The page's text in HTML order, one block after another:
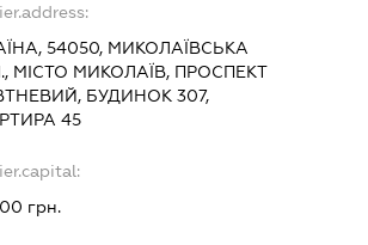
54050, МИКОЛАЇВСЬКА
МІСТО МИКОЛАЇВ, ПРОСПЕКТ
БУДИНОК 307,
45
грн.